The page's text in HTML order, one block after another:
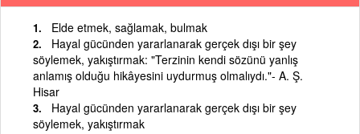
Elde etmek, sağlamak, bulmak
Hayal gücünden yararlanarak gerçek dışı bir şey
söylemek, yakıştırmak: "Terzinin kendi sözünü yanlış
anlamış olduğu hikâyesini uydurmuş olmalıydı."- A. Ş.
Hisar
Hayal gücünden yararlanarak gerçek dışı bir şey
söylemek, yakıştırmak